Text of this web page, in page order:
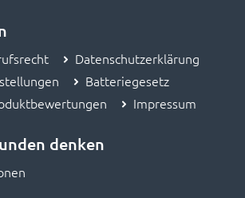
Datenschutzerklärung
Batteriegesetz
Impressum
denken